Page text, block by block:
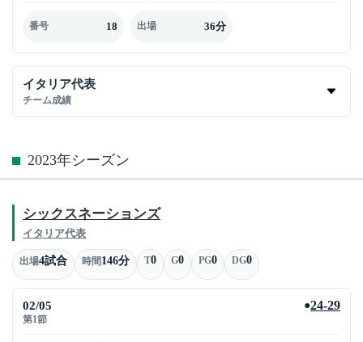
番号 18 出場 36分
イタリア代表
チーム成績
2023年シーズン
シックスネーションズ
イタリア代表
出場4試合 時間146分 T0 G0 PG0 DG0
02/05
第1節
●24-29